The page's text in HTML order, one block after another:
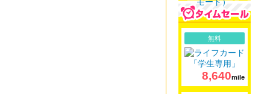
無料
8,640mile